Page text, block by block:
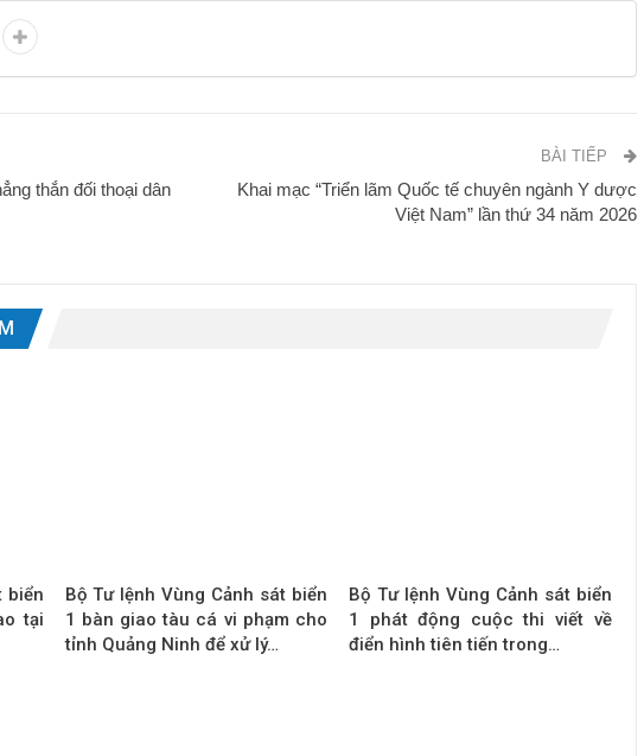
thắn đối thoại dân
BÀI TIẾP
Khai mạc “Triển lãm Quốc tế chuyên ngành Y dược
Việt Nam” lần thứ 34 năm 2026
biển
tại
Bộ Tư lệnh Vùng Cảnh sát biển
1 bàn giao tàu cá vi phạm cho
tỉnh Quảng Ninh để xử lý…
Bộ Tư lệnh Vùng Cảnh sát biển
1 phát động cuộc thi viết về
điển hình tiên tiến trong…